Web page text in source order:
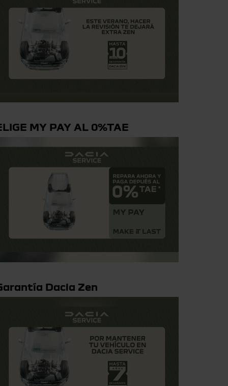
MY PAY AL 0%TAE
Dacia Zen